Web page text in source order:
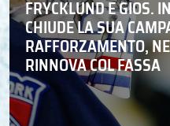
FRYCKLUND E GIOS.
CHIUDE LA SUA
RAFFORZAMENTO,
RINNOVA COL FASSA